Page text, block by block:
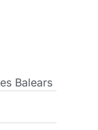
Balears